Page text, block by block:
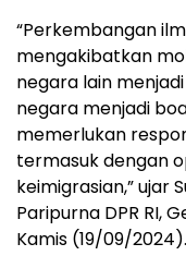
“Perkembangan
mengakibatkan
negara lain
negara menjadi
memerlukan
termasuk dengan
keimigrasian,” ujar
Paripurna DPR RI,
Kamis (19/09/2024).